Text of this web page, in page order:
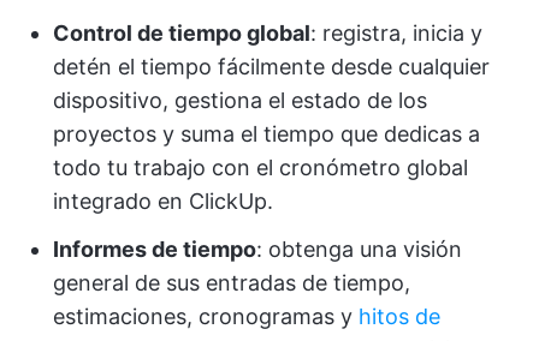
Control de tiempo global: registra, inicia y
detén el tiempo fácilmente desde cualquier
dispositivo, gestiona el estado de los
proyectos y suma el tiempo que dedicas a
todo tu trabajo con el cronómetro global
integrado en ClickUp.
Informes de tiempo: obtenga una visión
general de sus entradas de tiempo,
estimaciones, cronogramas y hitos de